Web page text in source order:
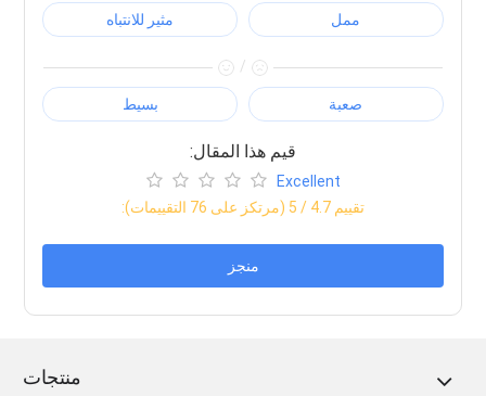
مثير للانتباه ممل
/
بسيط صعبة
:قيم هذا المقال
Excellent
:تقييم 4.7 / 5 (مرتكز على 76 التقييمات)
منجز
منتجات